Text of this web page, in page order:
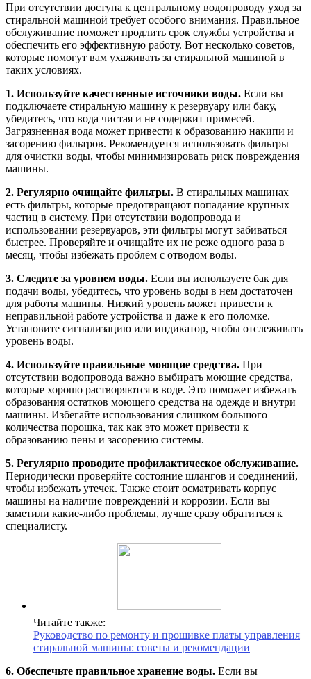
При отсутствии доступа к центральному водопроводу уход за
стиральной машиной требует особого внимания. Правильное
обслуживание поможет продлить срок службы устройства и
обеспечить его эффективную работу. Вот несколько советов,
которые помогут вам ухаживать за стиральной машиной в
таких условиях.
1. Используйте качественные источники воды. Если вы
подключаете стиральную машину к резервуару или баку,
убедитесь, что вода чистая и не содержит примесей.
Загрязненная вода может привести к образованию накипи и
засорению фильтров. Рекомендуется использовать фильтры
для очистки воды, чтобы минимизировать риск повреждения
машины.
2. Регулярно очищайте фильтры. В стиральных машинах
есть фильтры, которые предотвращают попадание крупных
частиц в систему. При отсутствии водопровода и
использовании резервуаров, эти фильтры могут забиваться
быстрее. Проверяйте и очищайте их не реже одного раза в
месяц, чтобы избежать проблем с отводом воды.
3. Следите за уровнем воды. Если вы используете бак для
подачи воды, убедитесь, что уровень воды в нем достаточен
для работы машины. Низкий уровень может привести к
неправильной работе устройства и даже к его поломке.
Установите сигнализацию или индикатор, чтобы отслеживать
уровень воды.
4. Используйте правильные моющие средства. При
отсутствии водопровода важно выбирать моющие средства,
которые хорошо растворяются в воде. Это поможет избежать
образования остатков моющего средства на одежде и внутри
машины. Избегайте использования слишком большого
количества порошка, так как это может привести к
образованию пены и засорению системы.
5. Регулярно проводите профилактическое обслуживание.
Периодически проверяйте состояние шлангов и соединений,
чтобы избежать утечек. Также стоит осматривать корпус
машины на наличие повреждений и коррозии. Если вы
заметили какие-либо проблемы, лучше сразу обратиться к
специалисту.
Читайте также:
Руководство по ремонту и прошивке платы управления
стиральной машины: советы и рекомендации
6. Обеспечьте правильное хранение воды. Если вы